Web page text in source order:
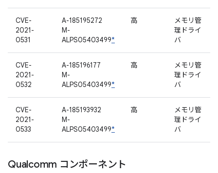
CVE-
2021-
0531
A-185195272
M-
ALPS05403499*
高
メモリ管
理ドライ
バ
CVE-
2021-
0532
A-185196177
M-
ALPS05403499*
高
メモリ管
理ドライ
バ
CVE-
2021-
0533
A-185193932
M-
ALPS05403499*
高
メモリ管
理ドライ
バ
Qualcomm コンポーネント